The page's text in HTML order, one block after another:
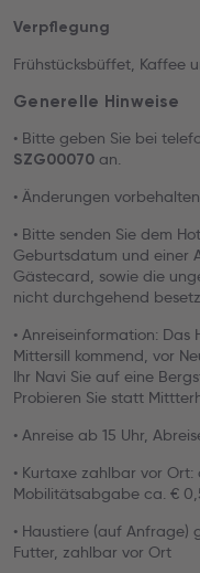
Verpflegung
Frühstücksbüffet, Kaffee
Generelle Hinweise
• Bitte geben Sie bei
SZG00070 an.
• Änderungen
• Bitte senden Sie dem
Geburtsdatum und einer
Gästecard, sowie die
nicht durchgehend
• Anreiseinformation:
Mittersill kommend, vor
Ihr Navi Sie auf eine
Probieren Sie statt
• Anreise ab 15 Uhr,
• Kurtaxe zahlbar vor
Mobilitätsabgabe ca. €
• Haustiere (auf
Futter, zahlbar vor Ort